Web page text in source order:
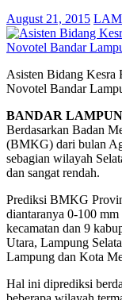
August 21, 2015
Asisten Bidang Kesra
Novotel Bandar
BANDAR
Berdasarkan Badan
(BMKG) dari bulan
sebagian wilayah
dan sangat rendah.
Prediksi BMKG
diantaranya 0-100
kecamatan dan 9
Utara, Lampung
Lampung dan Kota
Hal ini diprediksi